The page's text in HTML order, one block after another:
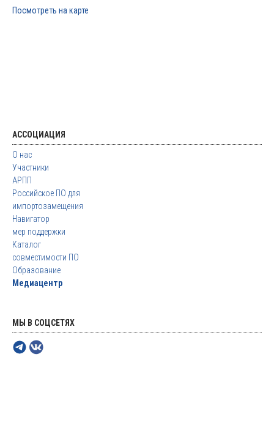
Посмотреть на карте
АССОЦИАЦИЯ
О нас
Участники
АРПП
Российское ПО для
импортозамещения
Навигатор
мер поддержки
Каталог
совместимости ПО
Образование
Медиацентр
МЫ В СОЦСЕТЯХ